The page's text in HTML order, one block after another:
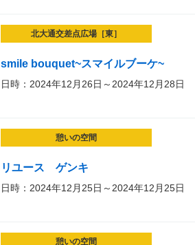
北大通交差点広場［東］
smile bouquet~スマイルブーケ~
日時：2024年12月26日～2024年12月28日
憩いの空間
リユース ゲンキ
日時：2024年12月25日～2024年12月25日
憩いの空間